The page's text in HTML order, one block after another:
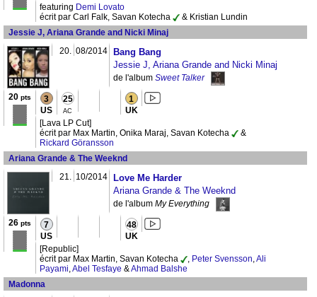
featuring Demi Lovato
écrit par Carl Falk, Savan Kotecha
& Kristian Lundin
Jessie J, Ariana Grande and Nicki Minaj
20. 08/2014
Bang Bang
Jessie J, Ariana Grande and Nicki Minaj
de l'album Sweet Talker
20 pts 3
US
25
AC
1
UK
[Lava LP Cut]
écrit par Max Martin, Onika Maraj, Savan Kotecha
&
Rickard Göransson
Ariana Grande & The Weeknd
21. 10/2014
Love Me Harder
Ariana Grande & The Weeknd
de l'album My Everything
26 pts 7
US
48
UK
[Republic]
écrit par Max Martin, Savan Kotecha
, Peter Svensson,Ali
Payami,Abel Tesfaye &Ahmad Balshe
Madonna